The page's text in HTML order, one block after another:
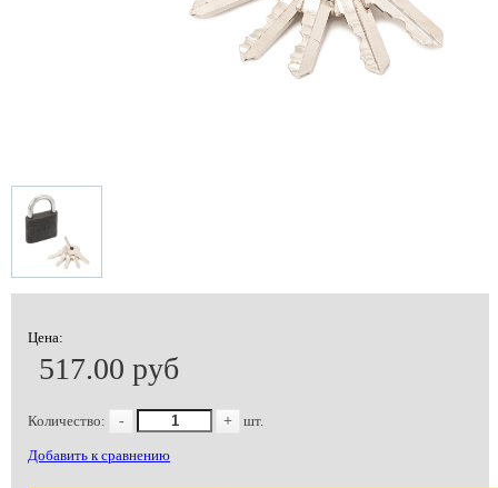
Цена:
517.00 руб
Количество: - + шт.
Добавить к сравнению